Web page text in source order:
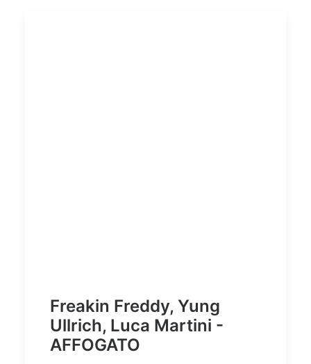
Freakin Freddy, Yung
Ullrich, Luca Martini -
AFFOGATO